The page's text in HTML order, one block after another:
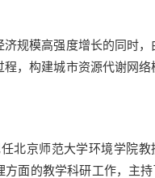
规模高强度增长的同时
，构建城市资源代谢网
北京师范大学环境学院
面的教学科研工作，主